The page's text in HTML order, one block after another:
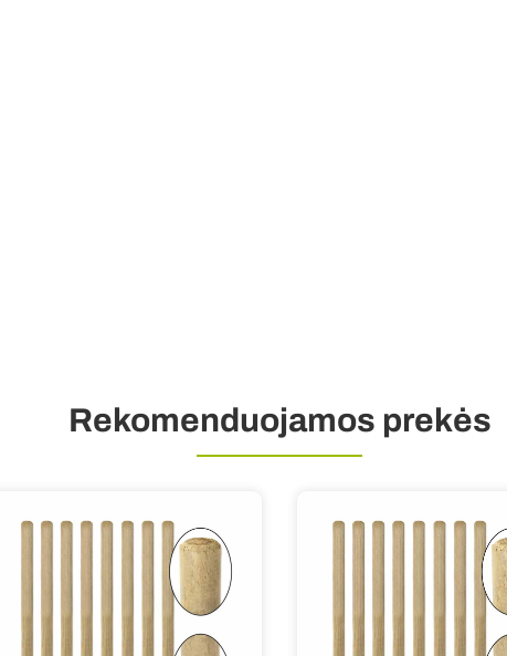
Rekomenduojamos prekės